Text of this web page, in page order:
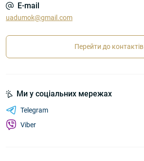
E-mail
uadumok@gmail.com
Перейти до контактів
Ми у соціальних мережах
Telegram
Viber